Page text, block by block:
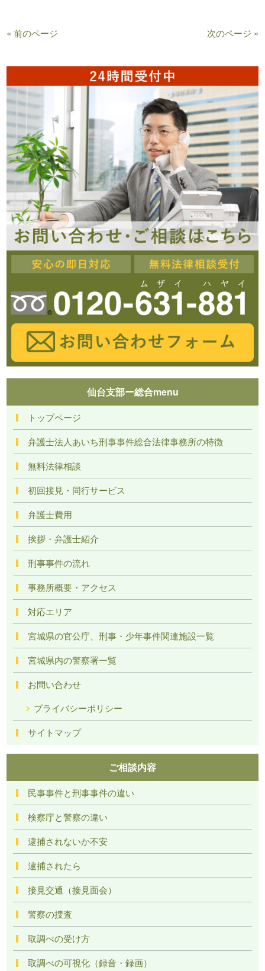
« 前のページ 次のページ »
仙台支部ー総合menu
トップページ
弁護士法人あいち刑事事件総合法律事務所の特徴
無料法律相談
初回接見・同行サービス
弁護士費用
挨拶・弁護士紹介
刑事事件の流れ
事務所概要・アクセス
対応エリア
宮城県の官公庁、刑事・少年事件関連施設一覧
宮城県内の警察署一覧
お問い合わせ
プライバシーポリシー
サイトマップ
ご相談内容
民事事件と刑事事件の違い
検察庁と警察の違い
逮捕されないか不安
逮捕されたら
接見交通（接見面会）
警察の捜査
取調べの受け方
取調べの可視化（録音・録画）